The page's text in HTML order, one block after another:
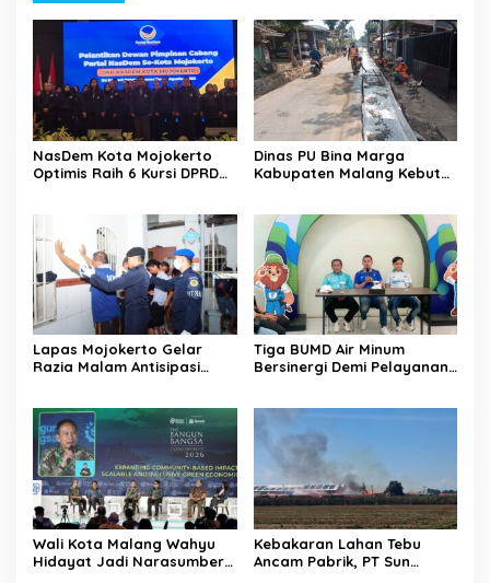
NasDem Kota Mojokerto
Optimis Raih 6 Kursi DPRD
Dinas PU Bina Marga
Kabupaten Malang Kebut
Lapas Mojokerto Gelar
Razia Malam Antisipasi
Tiga BUMD Air Minum
Bersinergi Demi Pelayanan
Wali Kota Malang Wahyu
Hidayat Jadi Narasumber
Kebakaran Lahan Tebu
Ancam Pabrik, PT Sun